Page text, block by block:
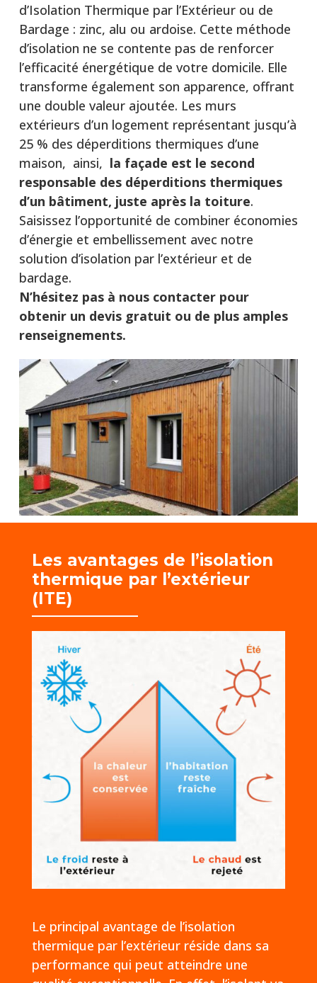
d’Isolation Thermique par l’Extérieur ou de
Bardage : zinc, alu ou ardoise. Cette méthode
d’isolation ne se contente pas de renforcer
l’efficacité énergétique de votre domicile. Elle
transforme également son apparence, offrant
une double valeur ajoutée. Les murs
extérieurs d’un logement représentant jusqu’à
25 % des déperditions thermiques d’une
maison, ainsi, la façade est le second
responsable des déperditions thermiques
d’un bâtiment, juste après la toiture.
Saisissez l’opportunité de combiner économies
d’énergie et embellissement avec notre
solution d’isolation par l’extérieur et de
bardage.
N’hésitez pas à nous contacter pour
obtenir un devis gratuit ou de plus amples
renseignements.
Les avantages de l’isolation
thermique par l’extérieur
(ITE)
Le principal avantage de l’isolation
thermique par l’extérieur réside dans sa
performance qui peut atteindre une